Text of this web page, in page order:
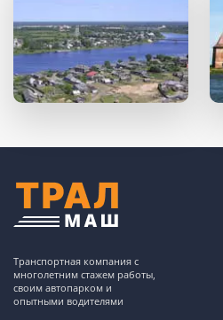
Транспортная компания с
многолетним стажем работы,
своим автопарком и
опытными водителями